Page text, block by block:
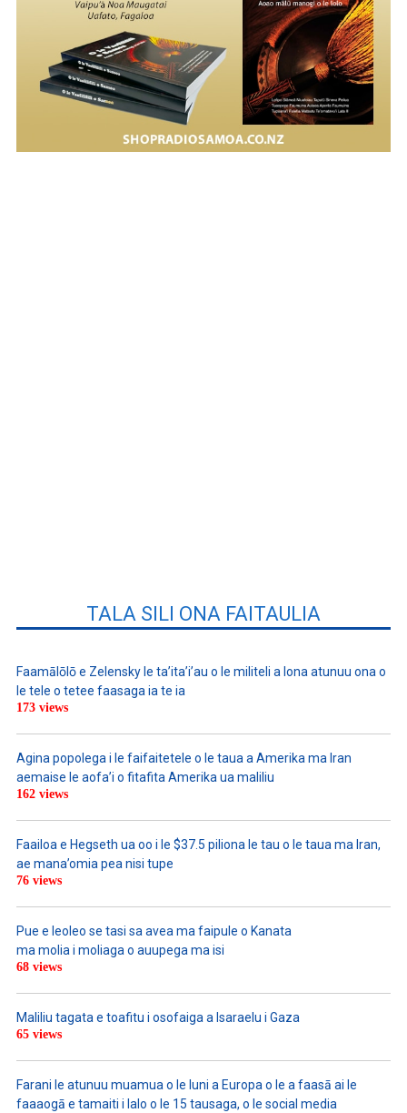
TALA SILI ONA FAITAULIA
Faamālōlō e Zelensky le ta’ita’i’au o le militeli a lona atunuu ona o
le tele o tetee faasaga ia te ia
173 views
Agina popolega i le faifaitetele o le taua a Amerika ma Iran
aemaise le aofa’i o fitafita Amerika ua maliliu
162 views
Faailoa e Hegseth ua oo i le $37.5 piliona le tau o le taua ma Iran,
ae mana’omia pea nisi tupe
76 views
Pue e leoleo se tasi sa avea ma faipule o Kanata
ma molia i moliaga o auupega ma isi
68 views
Maliliu tagata e toafitu i osofaiga a Isaraelu i Gaza
65 views
Farani le atunuu muamua o le Iuni a Europa o le a faasā ai le
faaaogā e tamaiti i lalo o le 15 tausaga, o le social media